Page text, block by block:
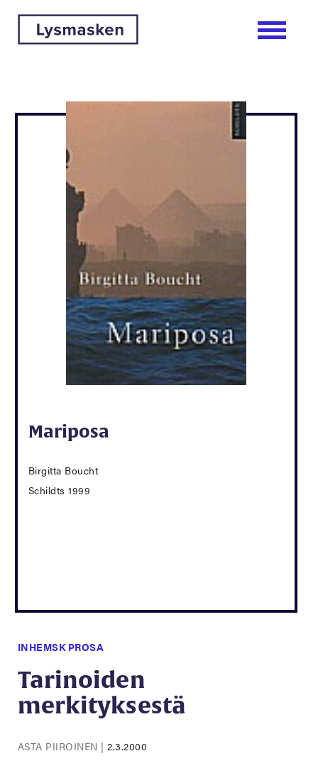
Mariposa
Birgitta Boucht
Schildts 1999
INHEMSK PROSA
Tarinoiden
merkityksestä
ASTA PIIROINEN |2.3.2000